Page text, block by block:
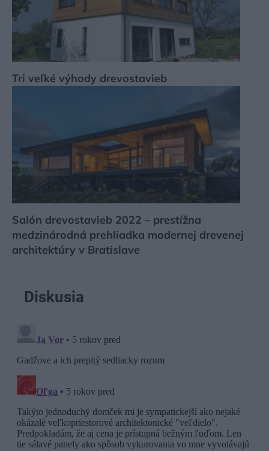
Tri veľké výhody drevostavieb
Salón drevostavieb 2022 – prestížna
medzinárodná prehliadka modernej drevenej
architektúry v Bratislave
Diskusia